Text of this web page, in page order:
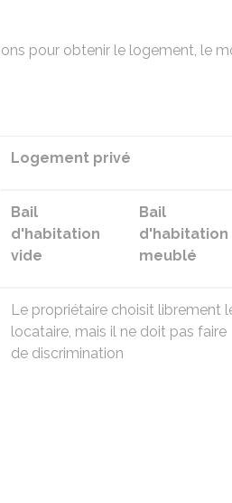
pour obtenir le logement, le
Logement privé
Bail
d'habitation
vide
Bail
d'habitation
meublé
Le propriétaire choisit librement
locataire, mais il ne doit pas faire
de discrimination